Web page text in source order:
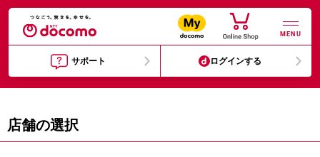
MENU
サポート ログインする
店舗の選択